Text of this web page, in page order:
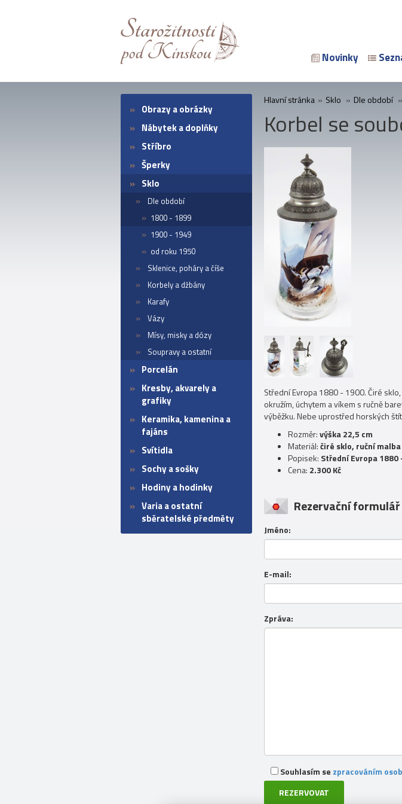
Novinky
Obrazy a obrázky
Nábytek a doplňky
Stříbro
Šperky
Sklo
Dle období
1800 - 1899
1900 - 1949
od roku 1950
Sklenice, poháry a číše
Korbely a džbány
Karafy
Vázy
Mísy, misky a dózy
Soupravy a ostatní
Porcelán
Kresby, akvarely a
grafiky
Keramika, kamenina a
fajáns
Svítidla
Sochy a sošky
Hodiny a hodinky
Varia a ostatní
sběratelské předměty
Hlavní stránka » Sklo » Dle období »
Korbel se
Střední Evropa 1880 - 1900. Čiré
okružím, úchytem a víkem s ručně
výběžku. Nebe uprostřed horských
Rozměr:výška 22,5 cm
Materiál:čiré sklo, ruční
Popisek: Střední Evropa 1880
Cena: 2.300 Kč
Rezervační formulář
Jméno:
E-mail:
Zpráva:
Souhlasím se zpracováním